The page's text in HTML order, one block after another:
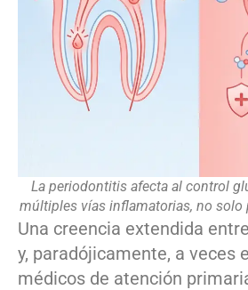
La periodontitis afecta al control
múltiples vías inflamatorias, no solo
Una creencia extendida
y, paradójicamente, a veces
médicos de atención